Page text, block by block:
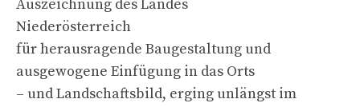
Auszeichnung des Landes
Niederösterreich
für herausragende Baugestaltung und
ausgewogene Einfügung in das Orts
– und Landschaftsbild, erging unlängst im